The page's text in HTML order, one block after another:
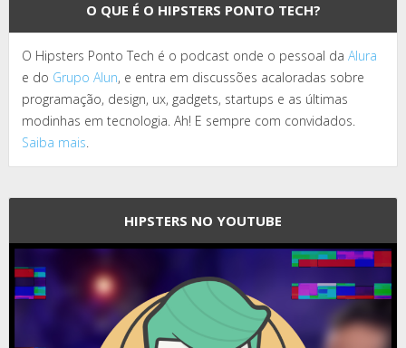
O QUE É O HIPSTERS PONTO TECH?
O Hipsters Ponto Tech é o podcast onde o pessoal da Alura
e do Grupo Alun, e entra em discussões acaloradas sobre
programação, design, ux, gadgets, startups e as últimas
modinhas em tecnologia. Ah! E sempre com convidados.
Saiba mais.
HIPSTERS NO YOUTUBE